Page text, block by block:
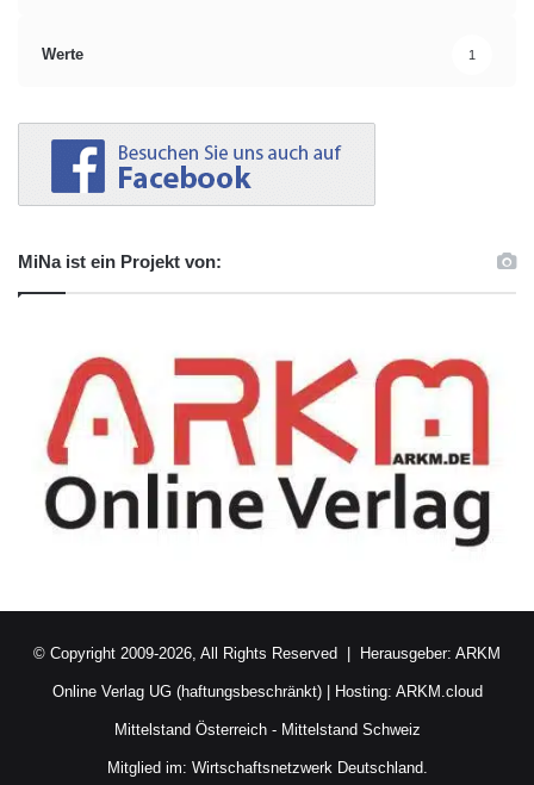
Werte 1
MiNa ist ein Projekt von:
© Copyright 2009-2026, All Rights Reserved | Herausgeber: ARKM
Online Verlag UG (haftungsbeschränkt)| Hosting: ARKM.cloud
Mittelstand Österreich- Mittelstand Schweiz
Mitglied im: Wirtschaftsnetzwerk Deutschland.